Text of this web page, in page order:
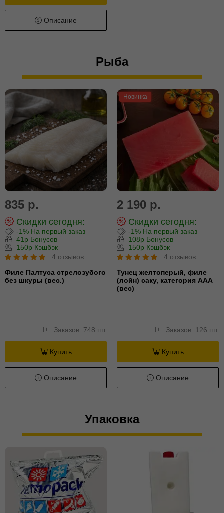
Описание
Рыба
835 р.
Скидки сегодня:
-1% На первый заказ
41р Бонусов
150р Кэшбэк
4 отзывов
Филе Палтуса стрелозубого
без шкуры (вес.)
Заказов: 748 шт.
Купить
Описание
Новинка
2 190 р.
Скидки сегодня:
-1% На первый заказ
108р Бонусов
150р Кэшбэк
4 отзывов
Тунец желтоперый, филе
(лойн) cаку, категория ААА
(вес)
Заказов: 126 шт.
Купить
Описание
Упаковка